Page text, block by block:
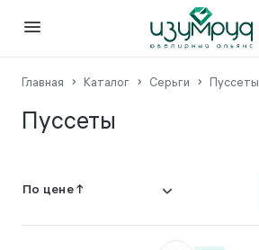
Главная Каталог Серьги Пуссеты
Пуссеты